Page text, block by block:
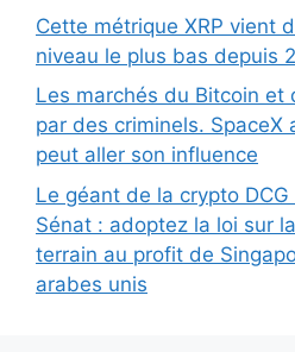
Cette métrique XRP vient
niveau le plus bas depuis
Les marchés du Bitcoin et
par des criminels. SpaceX
peut aller son influence
Le géant de la crypto
Sénat : adoptez la loi sur
terrain au profit de
arabes unis